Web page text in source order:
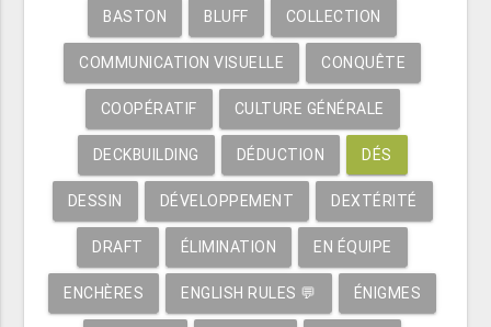
BASTON BLUFF COLLECTION
COMMUNICATION VISUELLE CONQUÊTE
COOPÉRATIF CULTURE GÉNÉRALE
DECKBUILDING DÉDUCTION DÉS
DESSIN DÉVELOPPEMENT DEXTÉRITÉ
DRAFT ÉLIMINATION EN ÉQUIPE
ENCHÈRES ENGLISH RULES 💬 ÉNIGMES